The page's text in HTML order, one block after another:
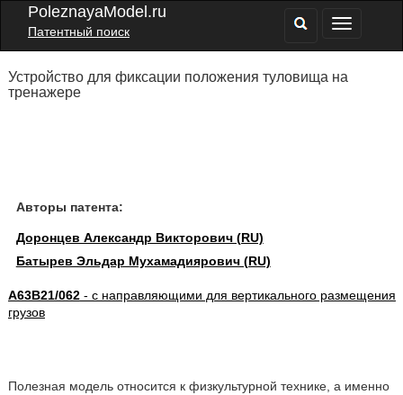
PoleznayaModel.ru
Патентный поиск
Устройство для фиксации положения туловища на
тренажере
Авторы патента:
Доронцев Александр Викторович (RU)
Батырев Эльдар Мухамадиярович (RU)
A63B21/062- с направляющими для вертикального размещения
грузов
Полезная модель относится к физкультурной технике, а именно